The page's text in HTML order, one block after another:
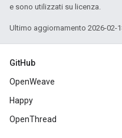
e sono utilizzati su licenza.
Ultimo aggiornamento 2026-02-
GitHub
OpenWeave
Happy
OpenThread